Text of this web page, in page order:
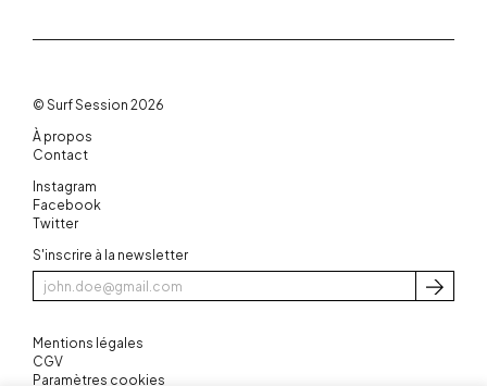
© Surf Session 2026
À propos
Contact
Instagram
Facebook
Twitter
S'inscrire à la newsletter
Mentions légales
CGV
Paramètres cookies